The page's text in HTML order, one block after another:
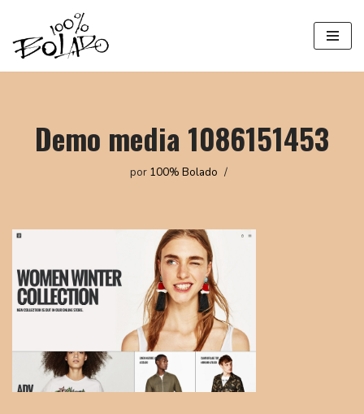
Saltar
al
Demo media 1086151453
por 100% Bolado